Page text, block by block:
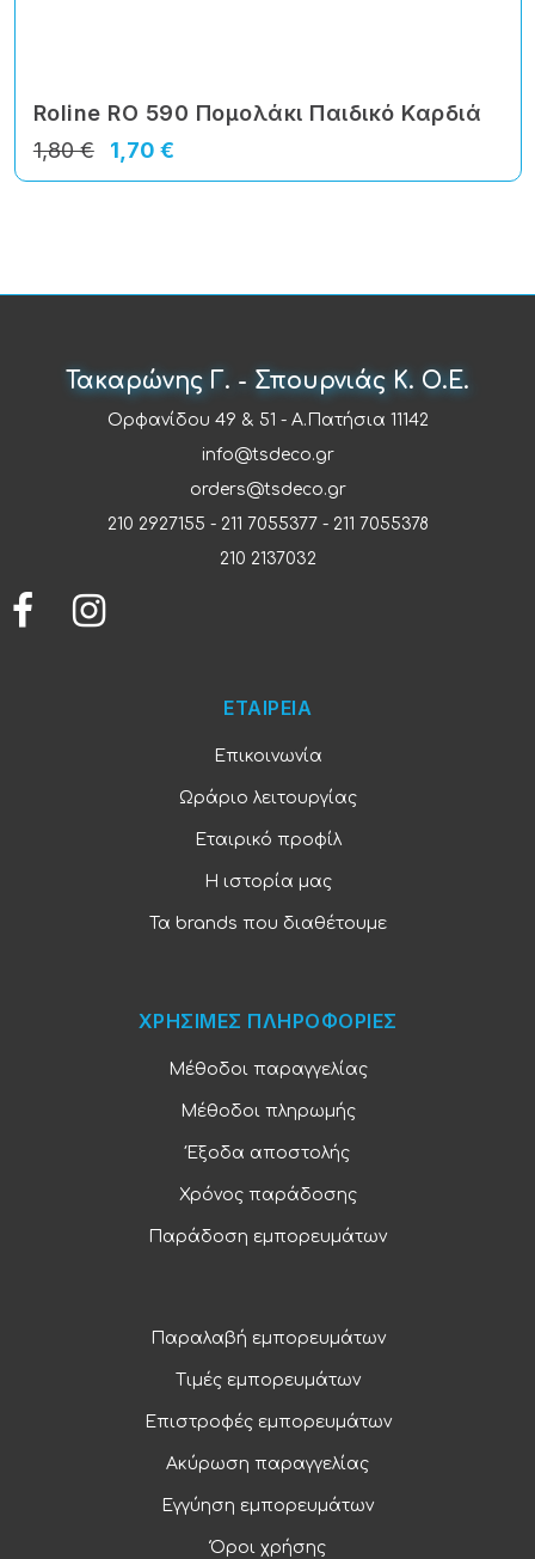
Roline RO 590 Πομολάκι Παιδικό Καρδιά
1,70 €
1,80 €
Τακαρώνης Γ. - Σπουρνιάς Κ. Ο.Ε.
Ορφανίδου 49 & 51 - Α.Πατήσια 11142
info@tsdeco.gr
orders@tsdeco.gr
210 2927155 - 211 7055377- 211 7055378
210 2137032
ΕΤΑΙΡΕΙΑ
Επικοινωνία
Ωράριο λειτουργίας
Εταιρικό προφίλ
Η ιστορία μας
Τα brands που διαθέτουμε
ΧΡΗΣΙΜΕΣ ΠΛΗΡΟΦΟΡΙΕΣ
Μέθοδοι παραγγελίας
Μέθοδοι πληρωμής
Έξοδα αποστολής
Χρόνος παράδοσης
Παράδοση εμπορευμάτων
Παραλαβή εμπορευμάτων
Τιμές εμπορευμάτων
Επιστροφές εμπορευμάτων
Ακύρωση παραγγελίας
Εγγύηση εμπορευμάτων
Όροι χρήσης